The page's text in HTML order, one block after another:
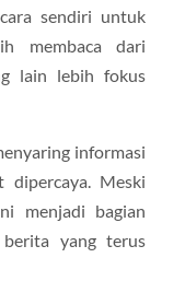
sendiri untuk
membaca dari
lain lebih fokus
informasi
dipercaya. Meski
menjadi bagian
berita yang terus